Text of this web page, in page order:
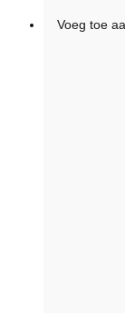
Voeg toe